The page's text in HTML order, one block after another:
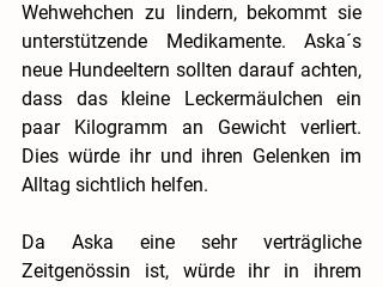
Wehwehchen zu lindern, bekommt sie
unterstützende Medikamente. Aska´s
neue Hundeeltern sollten darauf achten,
dass das kleine Leckermäulchen ein
paar Kilogramm an Gewicht verliert.
Dies würde ihr und ihren Gelenken im
Alltag sichtlich helfen.
Da Aska eine sehr verträgliche
Zeitgenössin ist, würde ihr in ihrem